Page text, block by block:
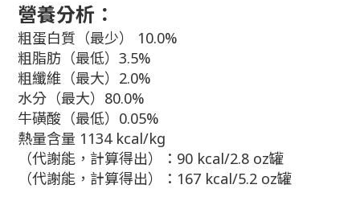
營養分析：
粗蛋白質（最少） 10.0%
粗脂肪（最低）3.5%
粗纖維（最大）2.0%
水分（最大）80.0%
牛磺酸（最低）0.05%
熱量含量 1134 kcal/kg
（代謝能，計算得出）：90 kcal/2.8 oz罐
（代謝能，計算得出）：167 kcal/5.2 oz罐